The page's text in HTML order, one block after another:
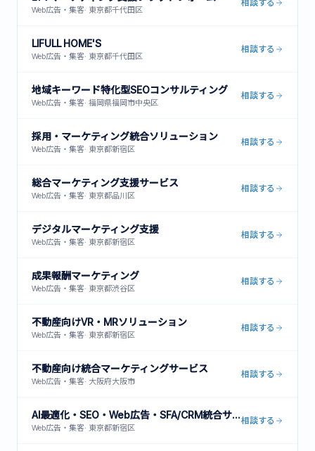
Web広告・集客· 東京都千代田区
相談する
LIFULL HOME'S
Web広告・集客· 東京都千代田区
相談する
地域キーワード特化型SEOコンサルティング
Web広告・集客· 福岡県福岡市中央区
相談する
採用・マーケティング統合ソリューション
Web広告・集客· 東京都新宿区
相談する
総合マーケティング支援サービス
Web広告・集客· 東京都品川区
相談する
デジタルマーケティング支援
Web広告・集客· 東京都新宿区
相談する
成果報酬マーケティング
Web広告・集客· 東京都渋谷区
相談する
不動産向けVR・MRソリューション
Web広告・集客· 東京都新宿区
相談する
不動産向け統合マーケティングサービス
Web広告・集客· 大阪府大阪市
相談する
AI最適化・SEO・Web広告・SFA/CRM統合サービス
Web広告・集客· 東京都新宿区
相談する